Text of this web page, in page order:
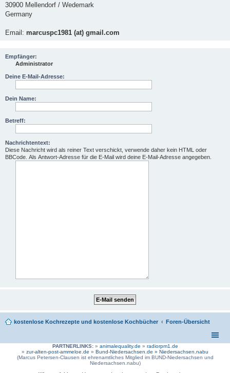
30900 Mellendorf / Wedemark
Germany
Email: marcuspc1981 (at) gmail.com
Empfänger:
Administrator
Deine E-Mail-Adresse:
Dein Name:
Betreff:
Nachrichtentext:
Diese Nachricht wird als reiner Text verschickt, verwende daher kein HTML oder
BBCode. Als Antwort-Adresse für die E-Mail wird deine E-Mail-Adresse angegeben.
kostenlose Kochrezepte und kostenlose Kochbücher Foren-Übersicht
PARTNERLINKS:» animalequality.de » radiorpm1.de
» zur-alten-post-ammeloe.de » Bund-Niedersachsen.de » Niedersachsen.nabu
(Marcus Petersen-Clausen ist ehrenamtliches Mitglied im BUND-Niedersachsen und
Niedersachsen.nabu)